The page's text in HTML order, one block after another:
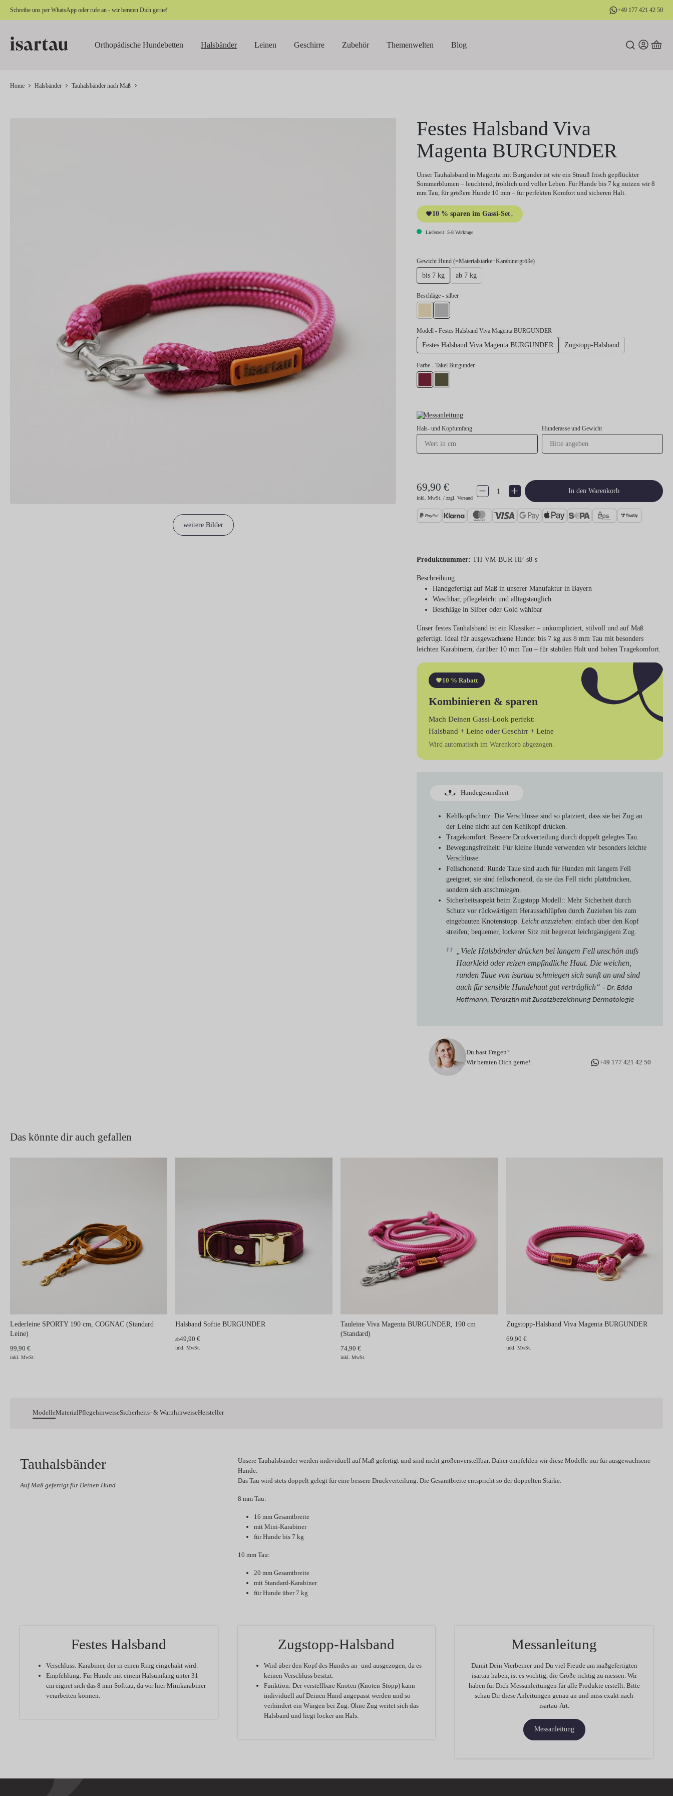
Zur Hauptnavigation springen
Schreibe uns per WhatsApp oder rufe an - wir beraten Dich gerne! +49 177 421 42 50
Orthopädische Hundebetten Halsbänder Leinen Geschirre Zubehör Themenwelten Blog
Home Halsbänder Tauhalsbänder nach Maß
weitere Bilder
Festes Halsband Viva
Magenta BURGUNDER
Unser Tauhalsband in Magenta mit Burgunder ist wie ein Strauß frisch gepflückter
Sommerblumen – leuchtend, fröhlich und voller Leben. Für Hunde bis 7 kg nutzen wir 8
mm Tau, für größere Hunde 10 mm – für perfekten Komfort und sicheren Halt.
10 % sparen im Gassi-Set↓
Lieferzeit: 5-8 Werktage
Gewicht Hund (=Materialstärke+Karabinergröße)auswählen
bis 7 kg ab 7 kg
Beschlägeauswählen
- silber
silber
Modell - Festes Halsband Viva Magenta BURGUNDER
Festes Halsband Viva Magenta BURGUNDER Zugstopp-Halsband
Farbe - Takel Burgunder
Messanleitung
Hals- und Kopfumfang Hunderasse und Gewicht
69,90 €
inkl. MwSt. / zzgl. Versand
Produkt Anzahl: Gib den gewünschten Wert ein oder benutze die Schaltflächen
In den Warenkorb
Produktnummer: TH-VM-BUR-HF-s8-s
Beschreibung
Handgefertigt auf Maß in unserer Manufaktur in Bayern
Waschbar, pflegeleicht und alltagstauglich
Beschläge in Silber oder Gold wählbar
Unser festes Tauhalsband ist ein Klassiker – unkompliziert, stilvoll und auf Maß
gefertigt. Ideal für ausgewachsene Hunde: bis 7 kg aus 8 mm Tau mit besonders
leichten Karabinern, darüber 10 mm Tau – für stabilen Halt und hohen Tragekomfort.
10 % Rabatt
Kombinieren & sparen
Mach Deinen Gassi-Look perfekt:
Halsband + Leine oder Geschirr + Leine
Wird automatisch im Warenkorb abgezogen.
Hundegesundheit
Kehlkopfschutz: Die Verschlüsse sind so platziert, dass sie bei Zug an
der Leine nicht auf den Kehlkopf drücken.
Tragekomfort: Bessere Druckverteilung durch doppelt gelegtes Tau.
Bewegungsfreiheit: Für kleine Hunde verwenden wir besonders leichte
Verschlüsse.
Fellschonend: Runde Taue sind auch für Hunden mit langem Fell
geeignet; sie sind fellschonend, da sie das Fell nicht plattdrücken,
sondern sich anschmiegen.
Sicherheitsaspekt beim Zugstopp Modell:: Mehr Sicherheit durch
Schutz vor rückwärtigem Herausschlüpfen durch Zuziehen bis zum
eingebauten Knotenstopp. Leicht anzuziehen: einfach über den Kopf
streifen; bequemer, lockerer Sitz mit begrenzt leichtgängigem Zug.
„Viele Halsbänder drücken bei langem Fell unschön aufs
Haarkleid oder reizen empfindliche Haut. Die weichen,
runden Taue von isartau schmiegen sich sanft an und sind
auch für sensible Hundehaut gut verträglich“ - Dr. Edda
Hoffmann, Tierärztin mit Zusatzbezeichnung Dermatologie
Du hast Fragen?
Wir beraten Dich gerne!
+49 177 421 42 50
Das könnte dir auch gefallen
Lederleine SPORTY 190 cm, COGNAC (Standard
Leine)
99,90 €
inkl. MwSt.
Halsband Softie BURGUNDER
ab49,90 €
inkl. MwSt.
Tauleine Viva Magenta BURGUNDER, 190 cm
(Standard)
74,90 €
inkl. MwSt.
Zugstopp-Halsband Viva Magenta BURGUNDER
69,90 €
inkl. MwSt.
ModelleMaterialPflegehinweiseSicherheits- & WarnhinweiseHersteller
Tauhalsbänder
Auf Maß gefertigt für Deinen Hund
Unsere Tauhalsbänder werden individuell auf Maß gefertigtund sind nicht größenverstellbar. Daher empfehlen wir diese Modelle nur für ausgewachsene
Hunde.
Das Tau wird stets doppelt gelegt für eine bessere Druckverteilung. Die Gesamtbreite entspricht so der doppelten Stärke.
8 mm Tau:
16 mm Gesamtbreite
mit Mini-Karabiner
für Hunde bis 7 kg
10 mm Tau:
20 mm Gesamtbreite
mit Standard-Karabiner
für Hunde über 7 kg
Festes Halsband
Verschluss: Karabiner, der in einen Ring eingehakt wird.
Empfehlung: Für Hunde mit einem Halsumfang unter 31
cm eignet sich das 8 mm-Softtau, da wir hier Minikarabiner
verarbeiten können.
Zugstopp-Halsband
Wird über den Kopf des Hundes an- und ausgezogen, da es
keinen Verschluss besitzt.
Funktion: Der verstellbare Knoten (Knoten-Stopp) kann
individuell auf Deinen Hund angepasst werden und so
verhindert ein Würgen bei Zug. Ohne Zug weitet sich das
Halsband und liegt locker am Hals.
Messanleitung
Damit Dein Vierbeiner und Du viel Freude am maßgefertigten
isartau haben, ist es wichtig, die Größe richtig zu messen. Wir
haben für Dich Messanleitungen für alle Produkte erstellt. Bitte
schau Dir diese Anleitungen genau an und miss exakt nach
isartau-Art.
Messanleitung